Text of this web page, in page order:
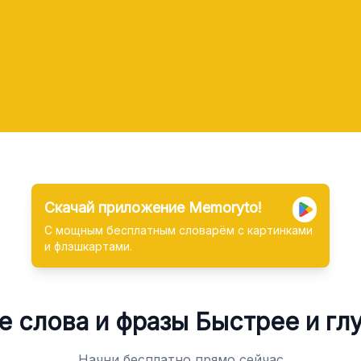
Скачай приложение Memoryto!
С мощным бесплатным словарём с картинками
и флэшкартами.
слова и фразы Быстрее и